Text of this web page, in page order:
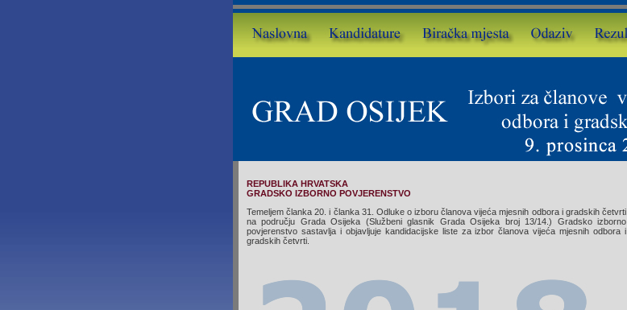
REPUBLIKA HRVATSKA
GRADSKO IZBORNO POVJERENSTVO
Temeljem članka 20. i članka 31. Odluke o izboru članova vijeća mjesnih odbora i gradskih četvrti
na području Grada Osijeka (Službeni glasnik Grada Osijeka broj 13/14.) Gradsko izborno
povjerenstvo sastavlja i objavljuje kandidacijske liste za izbor članova vijeća mjesnih odbora i
gradskih četvrti.